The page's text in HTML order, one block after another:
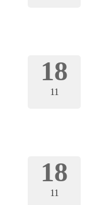
18
11
18
11